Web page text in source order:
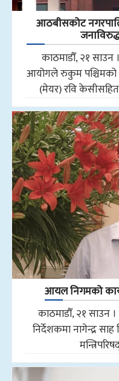
आठबीसकोट
काठमाडौँ, २१
आयोगले रुकुम
(मेयर) रवि
आयल निगमको
काठमाडौँ, २१ साउन
निर्देशकमा नागेन्द्र